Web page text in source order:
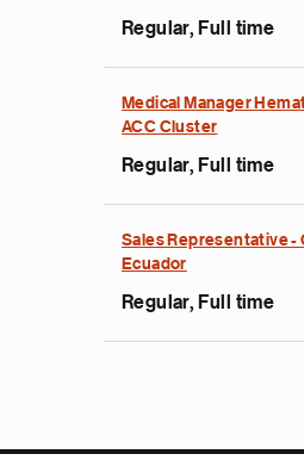
Regular, Full time
Medical Manager
ACC Cluster
Regular, Full time
Sales Representative -
Ecuador
Regular, Full time